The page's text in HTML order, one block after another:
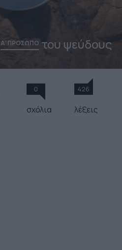
Α' ΠΡΟΣΩΠΟ του ψεύδους
0
σχόλια
426
λέξεις